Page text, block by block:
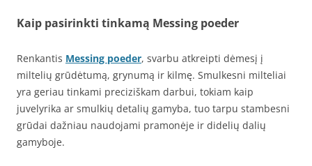
Kaip pasirinkti tinkamą Messing poeder
Renkantis Messing poeder, svarbu atkreipti dėmesį į
miltelių grūdėtumą, grynumą ir kilmę. Smulkesni milteliai
yra geriau tinkami preciziškam darbui, tokiam kaip
juvelyrika ar smulkių detalių gamyba, tuo tarpu stambesni
grūdai dažniau naudojami pramonėje ir didelių dalių
gamyboje.